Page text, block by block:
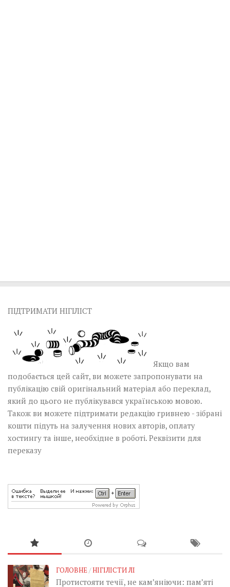
ПІДТРИМАТИ НІГІЛІСТ
Якщо вам
подобається цей сайт, ви можете запропонувати на
публікацію свій оригінальний матеріал або переклад,
який до цього не публікувався українською мовою.
Також ви можете підтримати редакцію гривнею - зібрані
кошти підуть на залучення нових авторів, оплату
хостингу та інше, необхідне в роботі. Реквізити для
переказу
ГОЛОВНЕ /НІГІЛІСТИ ЛІ
Протистояти течії, не кам’яніючи: пам’яті